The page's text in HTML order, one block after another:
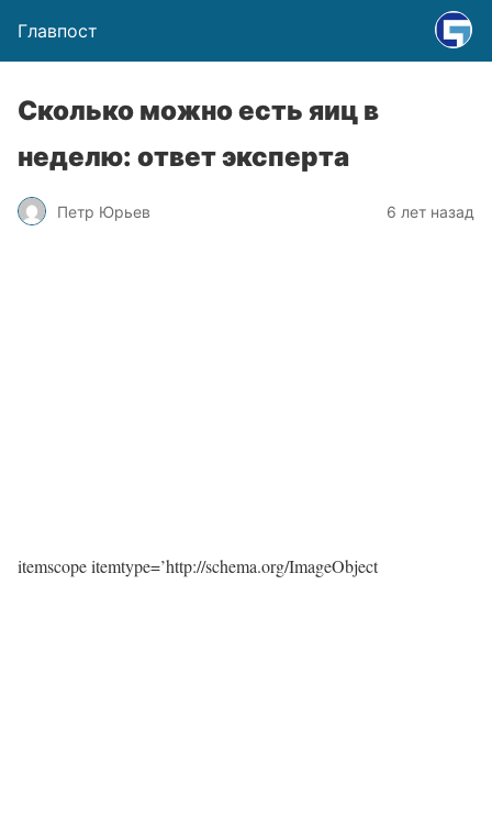
Главпост
Cколько можно есть яиц в
неделю: ответ эксперта
Петр Юрьев 6 лет назад
itemscope itemtype=’http://schema.org/ImageObject